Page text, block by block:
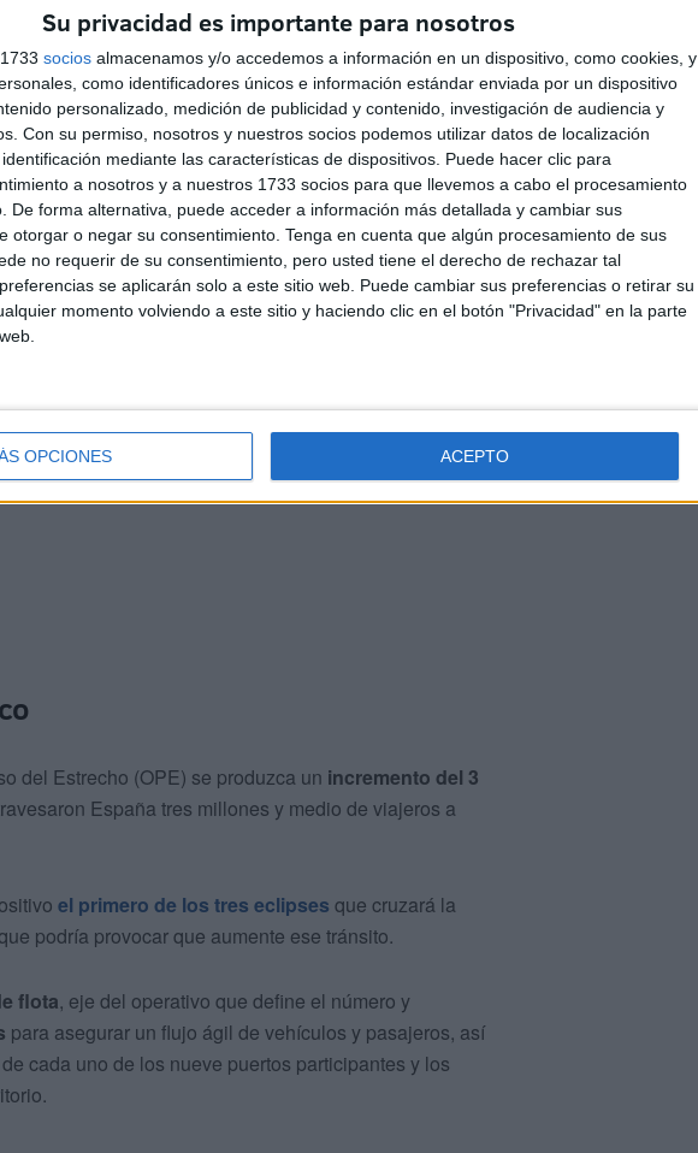
Su privacidad es importante para nosotros
socios almacenamos y/o accedemos a información en un dispositivo, como cookies, y
como identificadores únicos e información estándar enviada por un dispositivo
personalizado, medición de publicidad y contenido, investigación de audiencia y
Con su permiso, nosotros y nuestros socios podemos utilizar datos de localización
mediante las características de dispositivos. Puede hacer clic para
a nosotros y a nuestros 1733 socios para que llevemos a cabo el procesamiento
De forma alternativa, puede acceder a información más detallada y cambiar sus
otorgar o negar su consentimiento. Tenga en cuenta que algún procesamiento de sus
no requerir de su consentimiento, pero usted tiene el derecho de rechazar tal
se aplicarán solo a este sitio web. Puede cambiar sus preferencias o retirar su
momento volviendo a este sitio y haciendo clic en el botón "Privacidad" en la parte
OPCIONES ACEPTO
inteligente ya activada aventura que pueda haber
activo
barcos
lo que ha derivado en un aumento de los
a los controles sanitarios
, tras el reciente brote de
del Estrecho (OPE) se produzca un incremento del 3
España tres millones y medio de viajeros a
el primero de los tres eclipses que cruzará la
podría provocar que aumente ese tránsito.
flota, eje del operativo que define el número y
para asegurar un flujo ágil de vehículos y pasajeros, así
de cada uno de los nueve puertos participantes y los